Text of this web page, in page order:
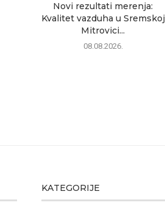
Novi rezultati merenja:
Kvalitet vazduha u Sremskoj
Mitrovici...
08.08.2026.
KATEGORIJE